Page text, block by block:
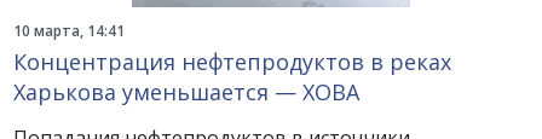
10 марта, 14:41
Концентрация нефтепродуктов в реках
Харькова уменьшается — ХОВА